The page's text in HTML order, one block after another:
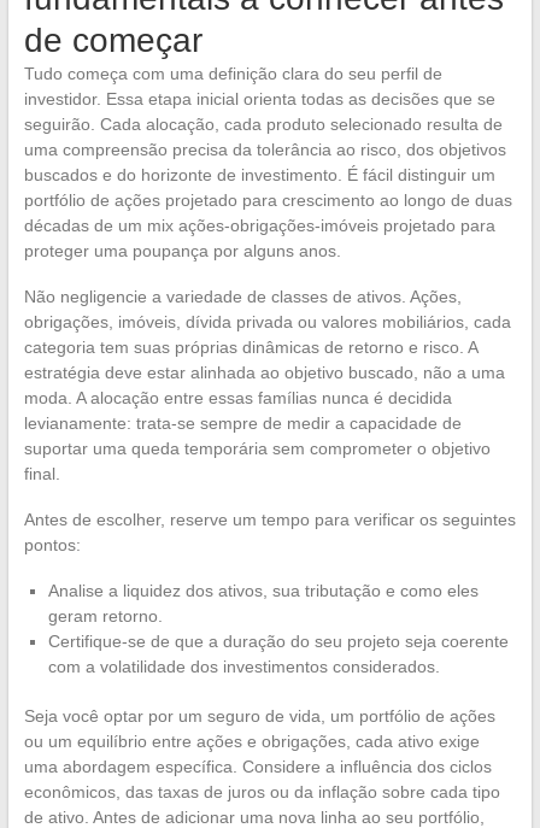
de começar
Tudo começa com uma definição clara do seu perfil de
investidor. Essa etapa inicial orienta todas as decisões que se
seguirão. Cada alocação, cada produto selecionado resulta de
uma compreensão precisa da tolerância ao risco, dos objetivos
buscados e do horizonte de investimento. É fácil distinguir um
portfólio de ações projetado para crescimento ao longo de duas
décadas de um mix ações-obrigações-imóveis projetado para
proteger uma poupança por alguns anos.
Não negligencie a variedade de classes de ativos. Ações,
obrigações, imóveis, dívida privada ou valores mobiliários, cada
categoria tem suas próprias dinâmicas de retorno e risco. A
estratégia deve estar alinhada ao objetivo buscado, não a uma
moda. A alocação entre essas famílias nunca é decidida
levianamente: trata-se sempre de medir a capacidade de
suportar uma queda temporária sem comprometer o objetivo
final.
Antes de escolher, reserve um tempo para verificar os seguintes
pontos:
Analise a liquidez dos ativos, sua tributação e como eles
geram retorno.
Certifique-se de que a duração do seu projeto seja coerente
com a volatilidade dos investimentos considerados.
Seja você optar por um seguro de vida, um portfólio de ações
ou um equilíbrio entre ações e obrigações, cada ativo exige
uma abordagem específica. Considere a influência dos ciclos
econômicos, das taxas de juros ou da inflação sobre cada tipo
de ativo. Antes de adicionar uma nova linha ao seu portfólio,